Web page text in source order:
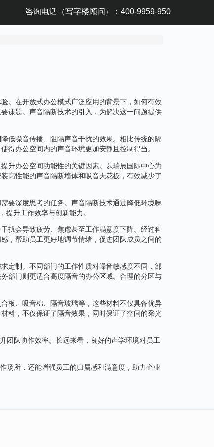
咨询电话（写字楼顾问）：400-9959-950
。在开放式办公模式广泛应用的背景下，如何有效
课题。声音隔断技术的引入，为解决这一问题提供
低噪音传播、阻隔声音干扰的效果。相比传统的隔
得办公空间内的声音环境更加安静且控制得当。
升办公空间功能性的关键因素。以瑞辰国际中心为
高性能的声音隔断墙体和吸音天花板，有效减少了
要深度思考的任务。声音隔断技术通过降低环境噪
提升工作效率与创新能力。
扰会导致疲劳、焦虑甚至工作满意度下降。经过科
，帮助员工更好地调节情绪，促进团队成员之间的
定制。不同部门的工作性质对噪音敏感度不同，部
部门则更适合高度隔音的办公区域。合理的分区与
板、吸音棉、隔音玻璃等，这些材料不仅具备优异
料，不仅保证了隔音效果，同时保证了空间的采光
团队协作效率。长远来看，良好的声学环境对员工
场所，还能增强员工的归属感和满意度，助力企业